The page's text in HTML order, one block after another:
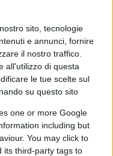
sito, tecnologie
e annunci, fornire
il nostro traffico.
all'utilizzo di questa
le tue scelte sul
su questo sito
one or more Google
including but
You may click to
its third-party tags to
ammirare questa
che non lascia
anche la
iraniana
limitato ma
degli Houthi